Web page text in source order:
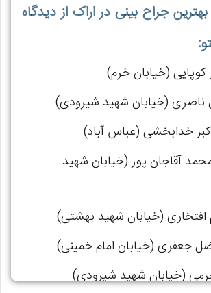
تا از بهترین جراح بینی در اراک از دیدگاه
کوپایی (خیابان خرم)
ناصری (خیابان شهید شیرودی)
خدابخشی (عباس آباد)
آقاجان‌ پور (خیابان شهید
(خیابان شهید بهشتی)
جعفری (خیابان امام خمینی)
(خیابان شهید شیرودی)